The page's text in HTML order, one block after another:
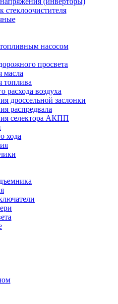
стеклоочистителя
насосом
просвета
масла
топлива
расхода воздуха
дроссельной заслонки
распредвала
селектора АКПП
хода